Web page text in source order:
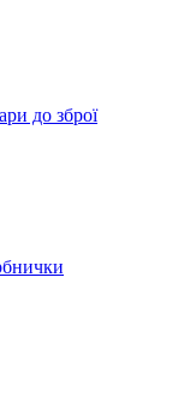
до зброї